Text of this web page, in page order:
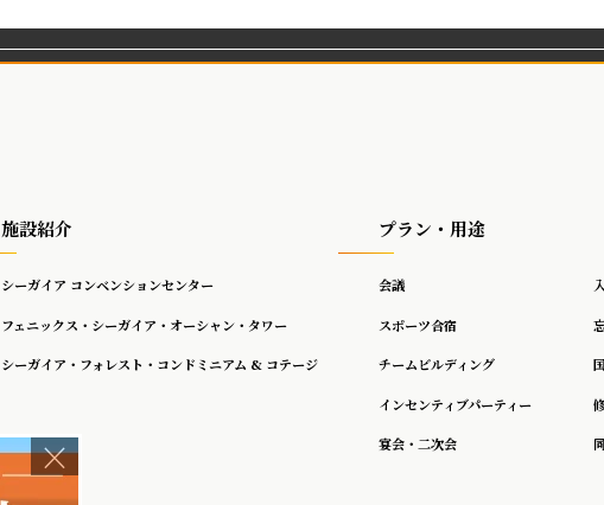
施設紹介
シーガイア コンベンションセンター
フェニックス・シーガイア・オーシャン・タワー
シーガイア・フォレスト・コンドミニアム & コテージ
プラン・用途
会議
スポーツ合宿
チームビルディング
インセンティブパーティー
宴会・二次会
×